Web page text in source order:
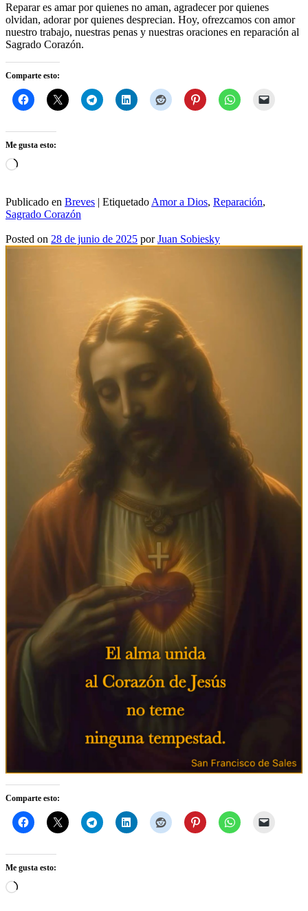
Reparar es amar por quienes no aman, agradecer por quienes
olvidan, adorar por quienes desprecian. Hoy, ofrezcamos con amor
nuestro trabajo, nuestras penas y nuestras oraciones en reparación al
Sagrado Corazón.
Comparte esto:
Me gusta esto:
Cargando...
Publicado en Breves | Etiquetado Amor a Dios, Reparación,
Sagrado Corazón
Posted on 28 de junio de 2025 porJuan Sobiesky
Comparte esto:
Me gusta esto:
Cargando...